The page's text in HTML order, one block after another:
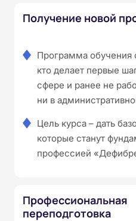
Получение новой
Программа обучения
кто делает первые
сфере и ранее не
ни в
Цель курса – дать
которые станут
профессией
Профессиональная
переподготовка